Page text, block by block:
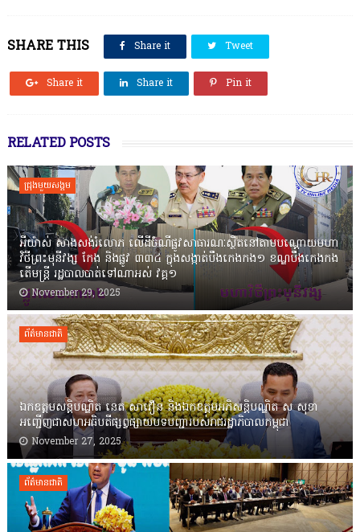
SHARE THIS Share it Tweet
Share it Share it Pin it
RELATED POSTS
ជ្រុងមួយសង្គម
អីយ៉ាស់ សាងសង់រំលោភ លើដីចំណីផ្លូវសាធារណៈស្ថិតនៅតាមបណ្ដោយមហា
វិថីព្រះមុនីវង្ស កែង និងផ្លូវ ៣៣៤ ក្នុងសង្កាត់បឹងកេងកង១ ខណ្ឌបឹងកេងកង
តើមន្ត្រី រដ្ឋបាលបាត់ទៅណាអស់ វគ្គ១
November 29, 2025
ព័ត៌មានជាតិ
ឯកឧត្តមសន្តិបណ្ឌិត នេត សាវឿន និងឯកឧត្តមអភិសន្តិបណ្ឌិត ស សុខា
អញ្ជើញជាសហអធិបតីផ្សព្វផ្សាយបទបញ្ជារបស់រាជរដ្ឋាភិបាលកម្ពុជា
November 27, 2025
ព័ត៌មានជាតិ